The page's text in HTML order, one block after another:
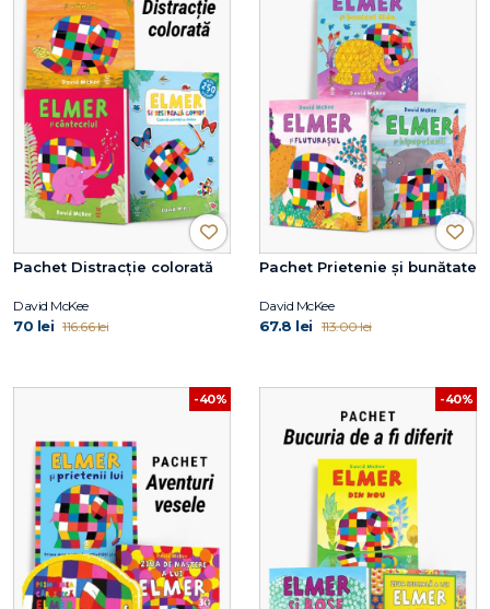
Pachet Distracție colorată
David McKee
70 lei 116.66 lei
Pachet Prietenie și bunătate
David McKee
67.8 lei 113.00 lei
-40% -40%